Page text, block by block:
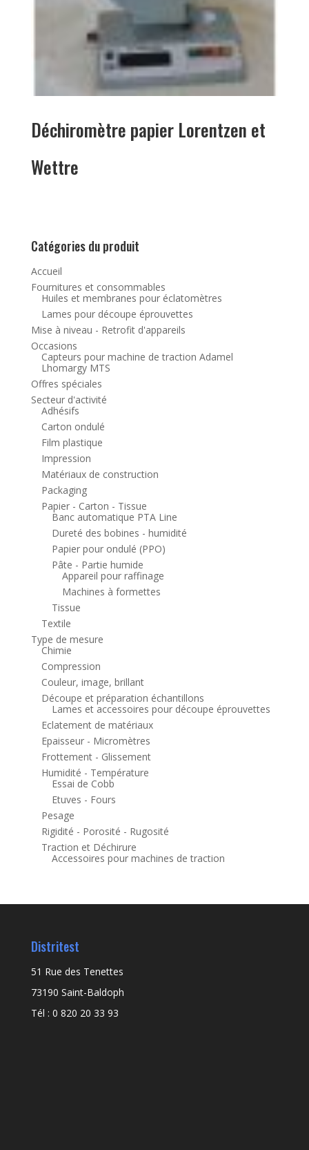
Déchiromètre papier Lorentzen et
Wettre
Catégories du produit
Accueil
Fournitures et consommables
Huiles et membranes pour éclatomètres
Lames pour découpe éprouvettes
Mise à niveau - Retrofit d'appareils
Occasions
Capteurs pour machine de traction Adamel
Lhomargy MTS
Offres spéciales
Secteur d'activité
Adhésifs
Carton ondulé
Film plastique
Impression
Matériaux de construction
Packaging
Papier - Carton - Tissue
Banc automatique PTA Line
Dureté des bobines - humidité
Papier pour ondulé (PPO)
Pâte - Partie humide
Appareil pour raffinage
Machines à formettes
Tissue
Textile
Type de mesure
Chimie
Compression
Couleur, image, brillant
Découpe et préparation échantillons
Lames et accessoires pour découpe éprouvettes
Eclatement de matériaux
Epaisseur - Micromètres
Frottement - Glissement
Humidité - Température
Essai de Cobb
Etuves - Fours
Pesage
Rigidité - Porosité - Rugosité
Traction et Déchirure
Accessoires pour machines de traction
Distritest
51 Rue des Tenettes
73190 Saint-Baldoph
Tél : 0 820 20 33 93